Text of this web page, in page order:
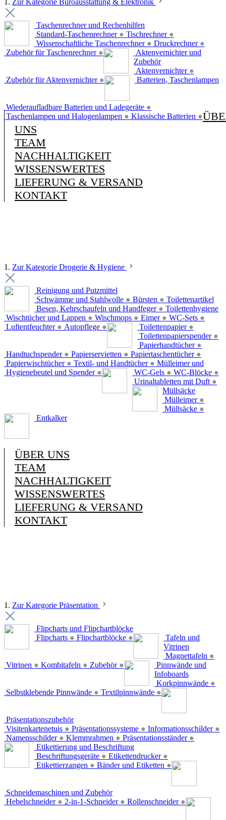
1. Zur Kategorie Büroausstattung & Elektronik
Taschenrechner und Rechenhilfen
Standard-Taschenrechner ● Tischrechner ●
Wissenschaftliche Taschenrechner ● Druckrechner ●
Zubehör für Taschenrechner ●
Aktenvernichter und
Zubehör
Aktenvernichter ●
Zubehör für Aktenvernichter ● Batterien, Taschenlampen
Wiederaufladbare Batterien und Ladegeräte ●
Taschenlampen und Halogenlampen ● Klassische Batterien ●
UNS
TEAM
NACHHALTIGKEIT
WISSENSWERTES
LIEFERUNG & VERSAND
KONTAKT
1. Zur Kategorie Drogerie & Hygiene
Reinigung und Putzmittel
Schwämme und Stahlwolle ● Bürsten ●
Besen, Kehrschaufeln und Handfeger ●
Wischtücher und Lappen ● Wischmops ● Eimer ● WC-Sets ●
Luftentfeuchter ● Autopflege ●
Toilettenartikel
Toilettenpapier ●
Toilettenpapierspender ●
Papierhandtücher ●
Handtuchspender ● Papierservietten ● Papiertaschentücher ●
Papierwischtücher ● Textil- und Handtücher ●
Hygienebeutel und Spender ●
Toilettenhygiene
WC-Gels ● WC-Blöcke ●
Urinaltabletten mit Duft ●
Mülleimer und
Müllsäcke
Mülleimer ●
Müllsäcke ●
Entkalker
ÜBER UNS
TEAM
NACHHALTIGKEIT
WISSENSWERTES
LIEFERUNG & VERSAND
KONTAKT
1. Zur Kategorie Präsentation
Flipcharts und Flipchartblöcke
Flipcharts ● Flipchartblöcke ●
Tafeln und
Vitrinen
Magnettafeln ●
Vitrinen ● Kombitafeln ● Zubehör ●
Pinnwände und
Infoboards
Korkpinnwände ●
Selbstklebende Pinnwände ● Textilpinnwände ●
Präsentationszubehör
Visitenkartenetuis ● Präsentationssysteme ● Informationsschilder ●
Namensschilder ● Klemmrahmen ● Präsentationsständer ●
Etikettierung und Beschriftung
Beschriftungsgeräte ● Etikettendrucker ●
Etikettierzangen ● Bänder und Etiketten ●
Schneidemaschinen und Zubehör
Hebelschneider ● 2-in-1-Schneider ● Rollenschneider ●